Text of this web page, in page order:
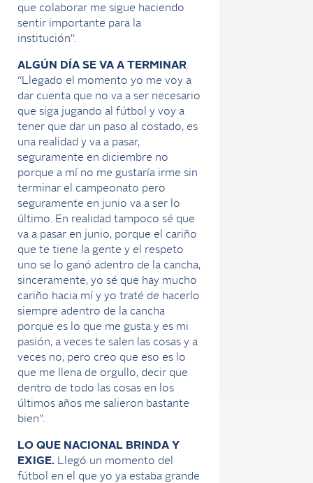
que colaborar me sigue haciendo
sentir importante para la
institución”.
ALGÚN DÍA SE VA A TERMINAR.
“Llegado el momento yo me voy a
dar cuenta que no va a ser necesario
que siga jugando al fútbol y voy a
tener que dar un paso al costado, es
una realidad y va a pasar,
seguramente en diciembre no
porque a mí no me gustaría irme sin
terminar el campeonato pero
seguramente en junio va a ser lo
último. En realidad tampoco sé que
va a pasar en junio, porque el cariño
que te tiene la gente y el respeto
uno se lo ganó adentro de la cancha,
sinceramente, yo sé que hay mucho
cariño hacia mí y yo traté de hacerlo
siempre adentro de la cancha
porque es lo que me gusta y es mi
pasión, a veces te salen las cosas y a
veces no, pero creo que eso es lo
que me llena de orgullo, decir que
dentro de todo las cosas en los
últimos años me salieron bastante
bien”.
LO QUE NACIONAL BRINDA Y
EXIGE. Llegó un momento del
fútbol en el que yo ya estaba grande